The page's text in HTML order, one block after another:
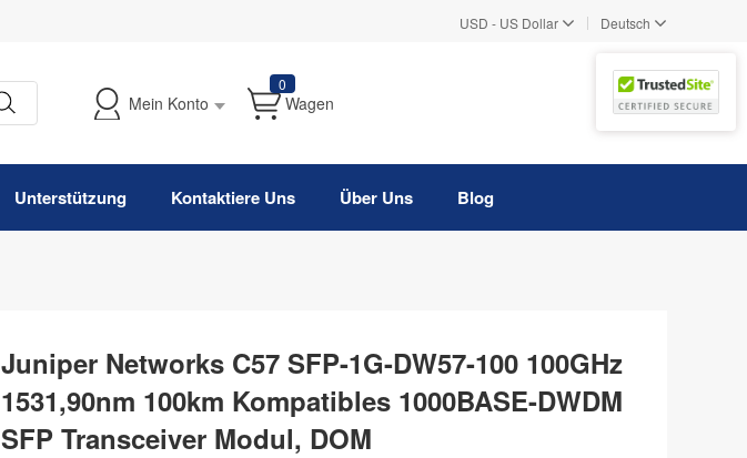
USD - US Dollar | Deutsch
Mein Konto
0
Wagen
Unterstützung Kontaktiere Uns Über Uns Blog
Juniper Networks C57 SFP-1G-DW57-100 100GHz
1531,90nm 100km Kompatibles 1000BASE-DWDM
SFP Transceiver Modul, DOM